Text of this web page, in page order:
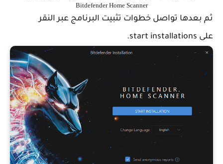
Bitdefender Home Scanner
ثم بعدها تواصل خطوات تثبيت البرنامج عبر النقر
على start installations.